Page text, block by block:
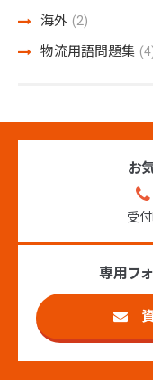
海外 (2)
物流用語問題集
お
受
専用フ